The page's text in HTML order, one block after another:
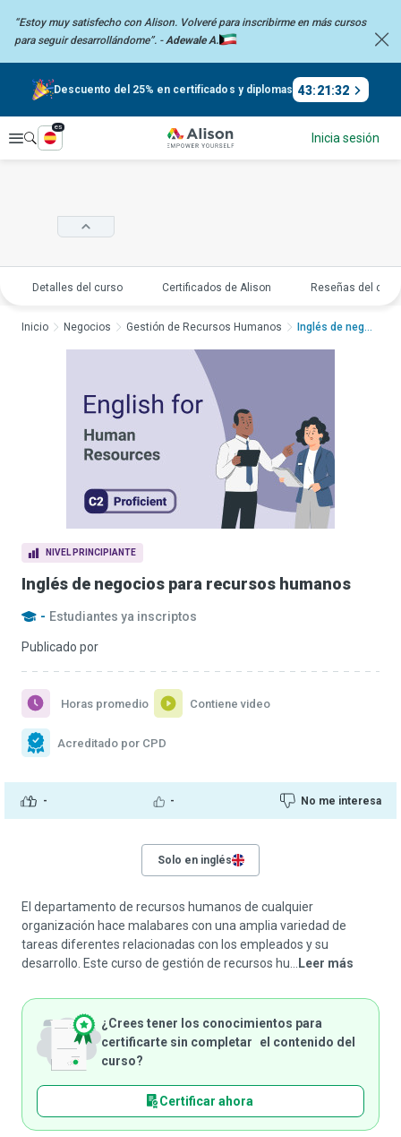
“Estoy muy satisfecho con Alison. Volveré para inscribirme en más cursos
para seguir desarrollándome”. -Adewale A.
Descuento del 25% en certificados y diplomas 43:21:31
Explorar
es
Inicia sesión
Detalles del curso Certificados de Alison Reseñas del
NIVEL PRINCIPIANTE
Inglés de negocios para recursos humanos
- Estudiantes ya inscriptos
Publicado por
- - No me interesa
Horas promedio Contiene video
Acreditado por CPD
Inicio Negocios Gestión de Recursos Humanos Inglés de negocios p...
Solo en inglés
El departamento de recursos humanos de cualquier
organización hace malabares con una amplia variedad de
tareas diferentes relacionadas con los empleados y su
desarrollo. Este curso de gestión de recursos hu...
Leer más
¿Crees tener los conocimientos para
certificarte sin completar el contenido del
curso?
Certificar ahora